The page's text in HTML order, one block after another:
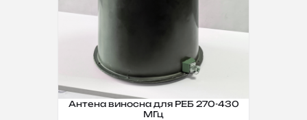
Антена виносна для РЕБ 270-430
МГц